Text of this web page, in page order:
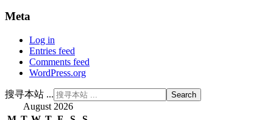
Meta
Log in
Entries feed
Comments feed
WordPress.org
搜寻本站 ...
August 2026